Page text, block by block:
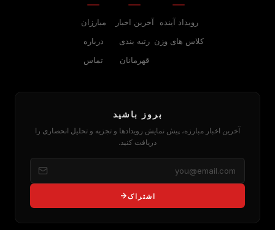
رویداد آینده
کلاس های وزن
آخرین اخبار
رتبه بندی
قهرمانان
مبارزان
درباره
تماس
بروز باشید
آخرین اخبار مبارزه، پیش نمایش رویدادها و تجزیه و تحلیل انحصاری را
دریافت کنید.
اشتراک